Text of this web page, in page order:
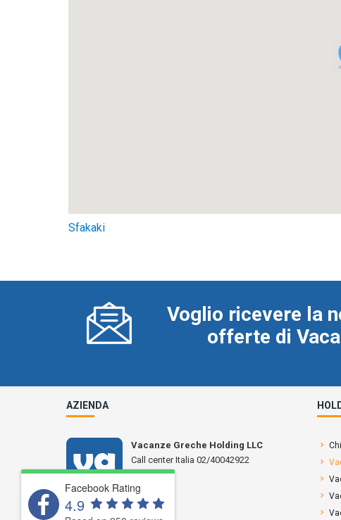
Sfakaki
Voglio ricevere la
offerte di
AZIENDA
Vacanze Greche Holding LLC
Call center Italia 02/40042922
N° L 17359
Facebook Rating
4.9